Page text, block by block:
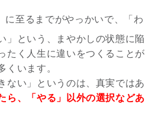
に至るまでがやっかいで、「わ
」という、まやかしの状態に陥
たく人生に違いをつくることが
くいます。
ない」というのは、真実ではあ
ら、「やる」以外の選択などあ